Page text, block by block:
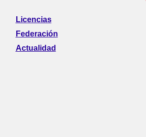
Licencias
Federación
Actualidad